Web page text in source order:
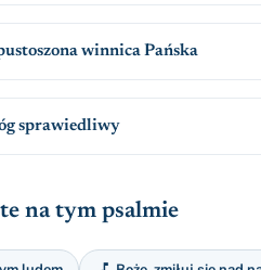
winnica Pańska
sprawiedliwy
na tym psalmie